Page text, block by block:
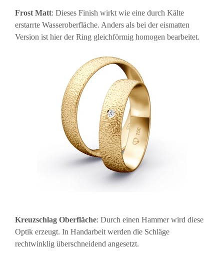
Frost Matt: Dieses Finish wirkt wie eine durch Kälte
erstarrte Wasseroberfläche. Anders als bei der eismatten
Version ist hier der Ring gleichförmig homogen bearbeitet.
Kreuzschlag Oberfläche: Durch einen Hammer wird diese
Optik erzeugt. In Handarbeit werden die Schläge
rechtwinklig überschneidend angesetzt.